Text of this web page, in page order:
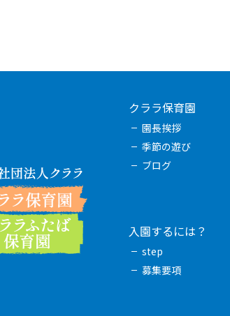
クララ保育園
園長挨拶
季節の遊び
ブログ
入園するには？
step
募集要項